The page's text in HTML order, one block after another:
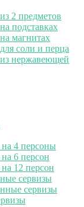
2 предметов
подставках
магнитах
соли и перца
нержавеющей
4 персоны
6 персон
12 персон
сервизы
сервизы